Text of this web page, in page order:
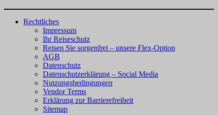
Rechtliches
Impressum
Ihr Reiseschutz
Reisen Sie sorgenfrei – unsere Flex-Option
AGB
Datenschutz
Datenschutzerklärung – Social Media
Nutzungsbedingungen
Vendor Terms
Erklärung zur Barrierefreiheit
Sitemap